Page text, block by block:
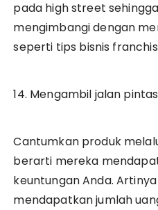
pada high street
mengimbangi dengan
seperti tips bisnis
14. Mengambil jalan pintas
Cantumkan produk
berarti mereka
keuntungan Anda.
mendapatkan jumlah